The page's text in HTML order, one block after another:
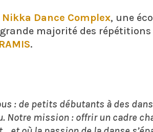
Nikka Dance Complex, une
majorité des répétitions
.
: de petits débutants à des
Notre mission : offrir un cadre